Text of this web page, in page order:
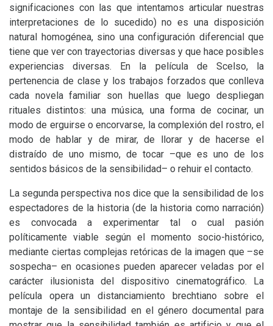
significaciones con las que intentamos articular nuestras
interpretaciones de lo sucedido) no es una disposición
natural homogénea, sino una configuración diferencial que
tiene que ver con trayectorias diversas y que hace posibles
experiencias diversas. En la película de Scelso, la
pertenencia de clase y los trabajos forzados que conlleva
cada novela familiar son huellas que luego despliegan
rituales distintos: una música, una forma de cocinar, un
modo de erguirse o encorvarse, la complexión del rostro, el
modo de hablar y de mirar, de llorar y de hacerse el
distraído de uno mismo, de tocar –que es uno de los
sentidos básicos de la sensibilidad– o rehuir el contacto.
La segunda perspectiva nos dice que la sensibilidad de los
espectadores de la historia (de la historia como narración)
es convocada a experimentar tal o cual pasión
políticamente viable según el momento socio-histórico,
mediante ciertas complejas retóricas de la imagen que –se
sospecha– en ocasiones pueden aparecer veladas por el
carácter ilusionista del dispositivo cinematográfico. La
película opera un distanciamiento brechtiano sobre el
montaje de la sensibilidad en el género documental para